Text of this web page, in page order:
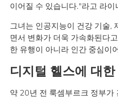
이어질 수 있습니다."라고 라
그녀는 인공지능이 건강 기술,
면서 변화가 더욱 가속화된다
한 유행이 아니라 인간 중심이
디지털 헬스에 대
약 20년 전 룩셈부르크 정부가